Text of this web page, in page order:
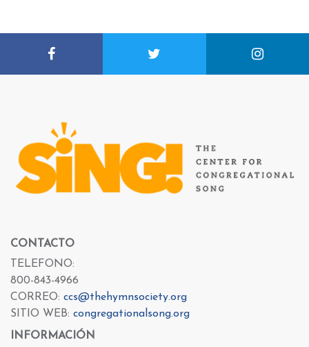
CONTACTO
TELEFONO:
800-843-4966
CORREO: ccs@thehymnsociety.org
SITIO WEB: congregationalsong.org
INFORMACIÓN